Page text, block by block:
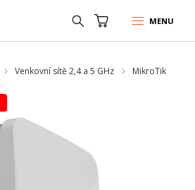
MENU
Venkovní sítě 2,4 a 5 GHz MikroTik